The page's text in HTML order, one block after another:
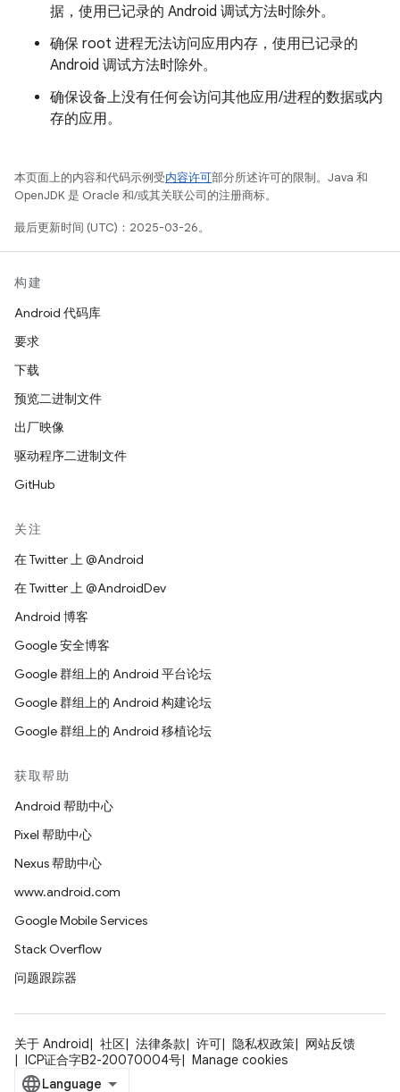
据，使用已记录的 Android 调试方法时除外。
确保 root 进程无法访问应用内存，使用已记录的
Android 调试方法时除外。
确保设备上没有任何会访问其他应用/进程的数据或内
存的应用。
本页面上的内容和代码示例受内容许可部分所述许可的限制。Java 和
OpenJDK 是 Oracle 和/或其关联公司的注册商标。
最后更新时间 (UTC)：2025-03-26。
构建
Android 代码库
要求
下载
预览二进制文件
出厂映像
驱动程序二进制文件
GitHub
关注
在 Twitter 上 @Android
在 Twitter 上 @AndroidDev
Android 博客
Google 安全博客
Google 群组上的 Android 平台论坛
Google 群组上的 Android 构建论坛
Google 群组上的 Android 移植论坛
获取帮助
Android 帮助中心
Pixel 帮助中心
Nexus 帮助中心
www.android.com
Google Mobile Services
Stack Overflow
问题跟踪器
关于 Android 社区 法律条款 许可 隐私权政策
网站反馈
ICP证合字B2-20070004号
Manage cookies